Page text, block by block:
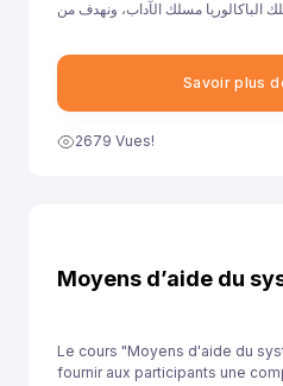
سلك الباكالوريا مسلك الآداب، ونهدف من
Savoir plus
2679 Vues!
Moyens d’aide du
Le cours "Moyens d'aide du
fournir aux participants une